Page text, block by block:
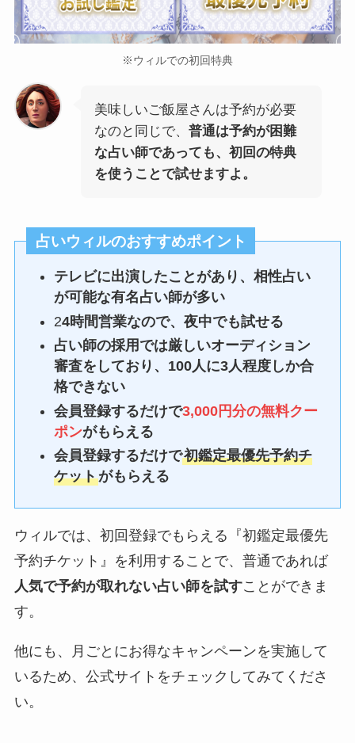
※ウィルでの初回特典
美味しいご飯屋さんは予約が必要
なのと同じで、 普通は予約が困難
な占い師であっても、初回の特典
を使うことで試せますよ。
占いウィルのおすすめポイント
テレビに出演したことがあり、相性占い
が可能な有名占い師が多い
24時間営業なので、夜中でも試せる
占い師の採用では厳しいオーディション
審査をしており、100人に3人程度しか合
格できない
会員登録するだけで3,000円分の無料クー
ポンがもらえる
会員登録するだけで初鑑定最優先予約チ
ケットがもらえる
ウィルでは、初回登録でもらえる『初鑑定最優先
予約チケット』を利用することで、普通であれば
人気で予約が取れない占い師を試すことができま
す。
他にも、月ごとにお得なキャンペーンを実施して
いるため、公式サイトをチェックしてみてくださ
い。